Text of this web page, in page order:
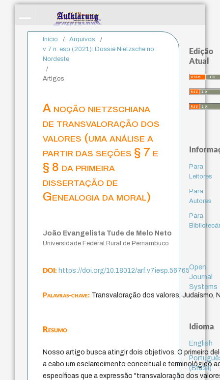
Início / Arquivos
/
v. 7 n. esp (2021): Dossiê Nietzsche no
Nordeste
/
Artigos
A noção nietzschiana
de transvaloração dos
valores (uma análise a
partir das seções § 7 e
§ 8 da primeira
dissertação de
Genealogia da moral)
João Evangelista Tude de Melo Neto
Universidade Federal Rural de Pernambuco
DOI:https://doi.org/10.18012/arf.v7iesp.56765
Palavras-chave: Transvaloração dos valores, Judaísmo,
Resumo
Nosso artigo busca atingir dois objetivos. O primeiro
a cabo um esclarecimento conceitual e terminológico
específicas que a expressão "transvaloração dos
Edição
Atual
Para
Leitores
Para
Autores
Para
Open
Journal
Systems
Idioma
English
(Brasil)